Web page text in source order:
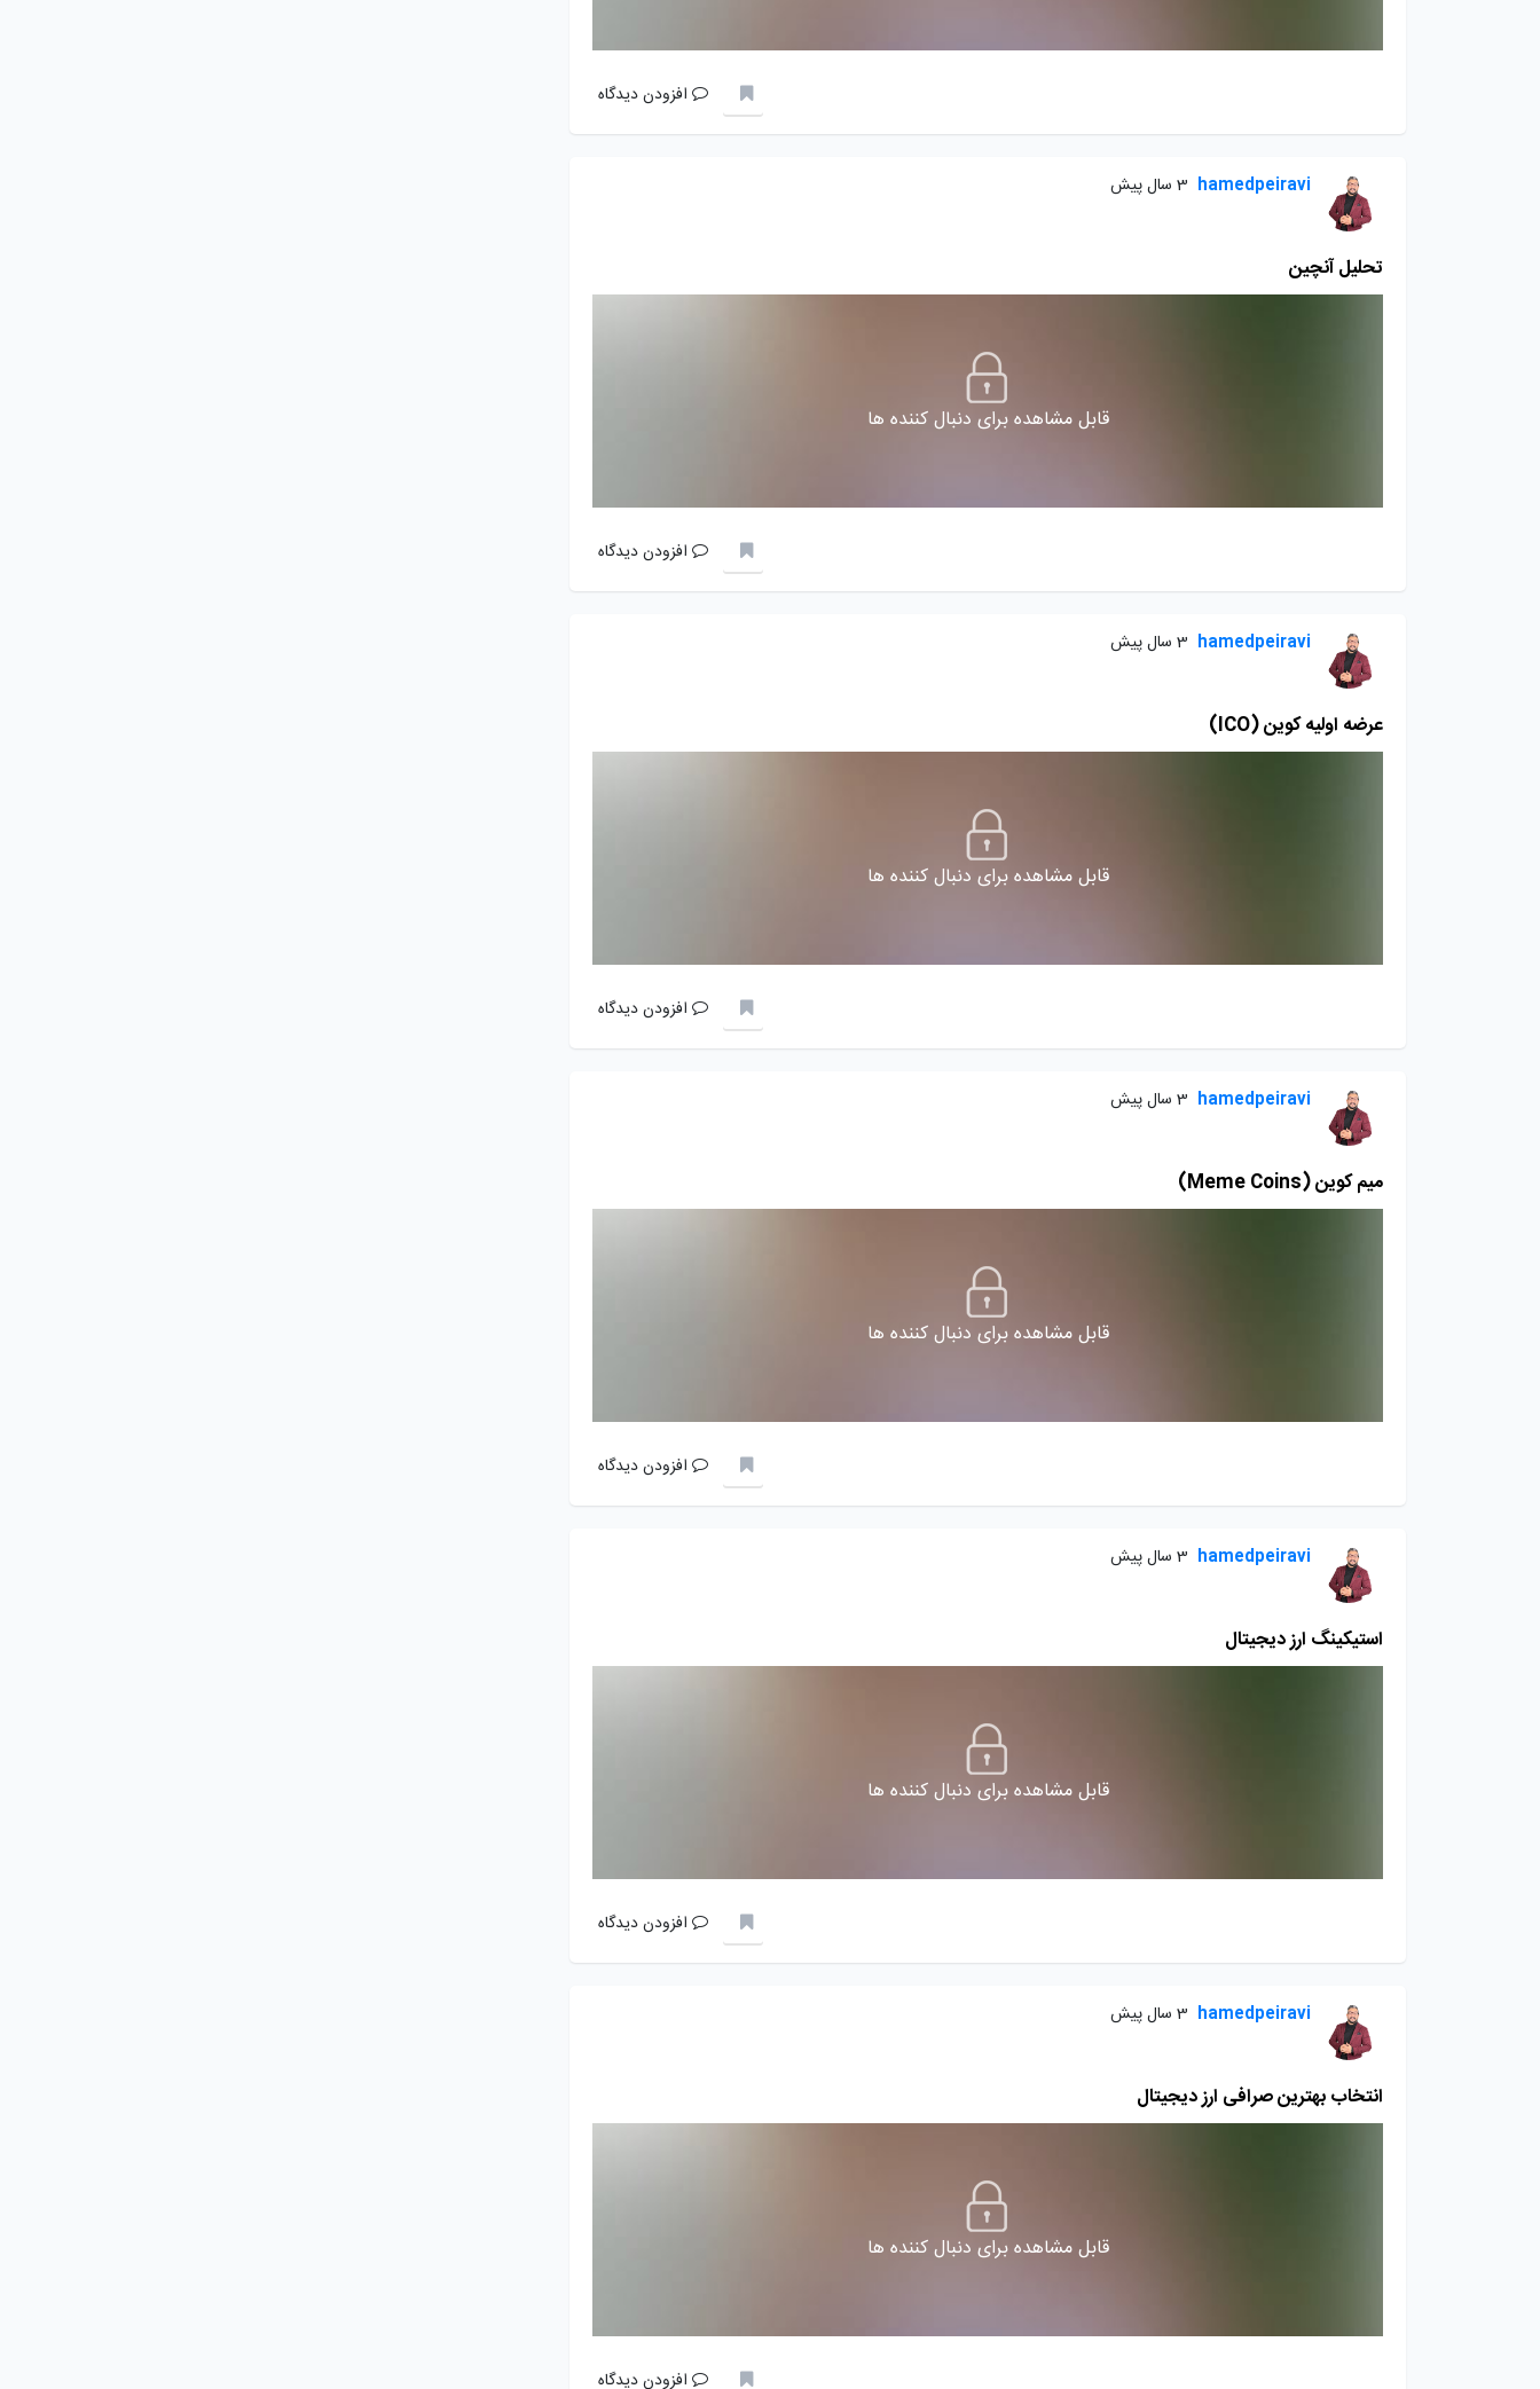
افزودن دیدگاه
hamedpeiravi 3 سال پیش
تحلیل آنچین
قابل مشاهده برای دنبال کننده ها
افزودن دیدگاه
hamedpeiravi 3 سال پیش
عرضه اولیه کوین (ICO)
قابل مشاهده برای دنبال کننده ها
افزودن دیدگاه
hamedpeiravi 3 سال پیش
میم کوین (Meme Coins)
قابل مشاهده برای دنبال کننده ها
افزودن دیدگاه
hamedpeiravi 3 سال پیش
استیکینگ ارز دیجیتال
قابل مشاهده برای دنبال کننده ها
افزودن دیدگاه
hamedpeiravi 3 سال پیش
انتخاب بهترین صرافی ارز دیجیتال
قابل مشاهده برای دنبال کننده ها
افزودن دیدگاه